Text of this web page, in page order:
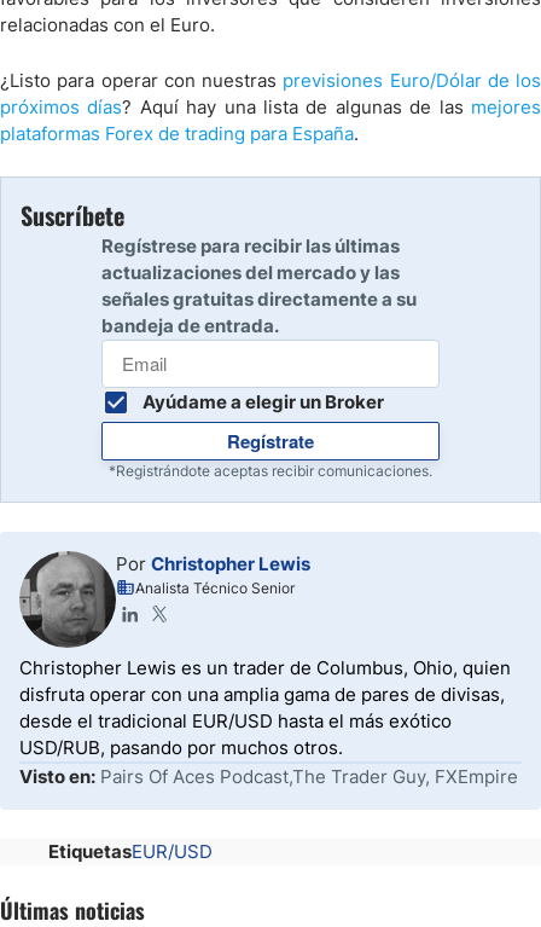
relacionadas con el Euro.
¿Listo para operar con nuestras previsiones Euro/Dólar de los
próximos días? Aquí hay una lista de algunas de las mejores
plataformas Forex de trading para España.
Suscríbete
Regístrese para recibir las últimas
actualizaciones del mercado y las
señales gratuitas directamente a su
bandeja de entrada.
Ayúdame a elegir un Broker
Regístrate
*Registrándote aceptas recibir comunicaciones.
Por Christopher Lewis
Analista Técnico Senior
Christopher Lewis es un trader de Columbus, Ohio, quien
disfruta operar con una amplia gama de pares de divisas,
desde el tradicional EUR/USD hasta el más exótico
USD/RUB, pasando por muchos otros.
Visto en: Pairs Of Aces Podcast,The Trader Guy, FXEmpire
EtiquetasEUR/USD
Últimas noticias